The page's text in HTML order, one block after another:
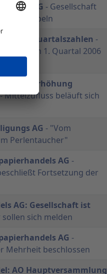
AG - Gesellschaft
verdoppeln
meldet Quartalszahlen -
klettert im 1. Quartal 2006
Kapitalerhöhung
Mittelzufluss beläuft sich
AG - "Vom
Perlentaucher"
AG -
Fortsetzung der
AG: Gesellschaft ist
sollen sich melden
AG -
Mehrheit beschlossen
AO Hauptversammlung